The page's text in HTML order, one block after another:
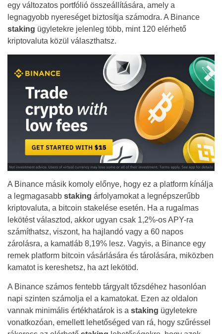
egy változatos portfólió összeállítására, amely a
legnagyobb nyereséget biztosítja számodra. A Binance
staking ügyletekre jelenleg több, mint 120 elérhető
kriptovaluta közül választhatsz.
A Binance másik komoly előnye, hogy ez a platform kínálja
a legmagasabb staking árfolyamokat a legnépszerűbb
kriptovaluta, a bitcoin stakelése esetén. Ha a rugalmas
lekötést választod, akkor ugyan csak 1,2%-os APY-ra
számíthatsz, viszont, ha hajlandó vagy a 60 napos
zárolásra, a kamatláb 8,19% lesz. Vagyis, a Binance egy
remek platform bitcoin vásárlására és tárolására, miközben
kamatot is kereshetsz, ha azt lekötöd.
A Binance számos fentebb tárgyalt tőzsdéhez hasonlóan
napi szinten számolja el a kamatokat. Ezen az oldalon
vannak minimális értékhatárok is a staking ügyletekre
vonatkozóan, emellett lehetőséged van rá, hogy szűréssel